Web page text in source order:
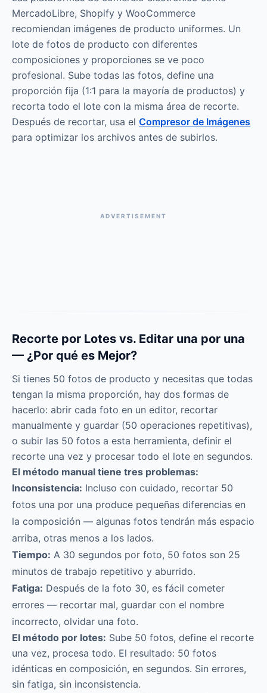
MercadoLibre, Shopify y WooCommerce
recomiendan imágenes de producto uniformes. Un
lote de fotos de producto con diferentes
composiciones y proporciones se ve poco
profesional. Sube todas las fotos, define una
proporción fija (1:1 para la mayoría de productos) y
recorta todo el lote con la misma área de recorte.
Después de recortar, usa el Compresor de Imágenes
para optimizar los archivos antes de subirlos.
ADVERTISEMENT
Recorte por Lotes vs. Editar una por una
— ¿Por qué es Mejor?
Si tienes 50 fotos de producto y necesitas que todas
tengan la misma proporción, hay dos formas de
hacerlo: abrir cada foto en un editor, recortar
manualmente y guardar (50 operaciones repetitivas),
o subir las 50 fotos a esta herramienta, definir el
recorte una vez y procesar todo el lote en segundos.
El método manual tiene tres problemas:
Inconsistencia: Incluso con cuidado, recortar 50
fotos una por una produce pequeñas diferencias en
la composición — algunas fotos tendrán más espacio
arriba, otras menos a los lados.
Tiempo: A 30 segundos por foto, 50 fotos son 25
minutos de trabajo repetitivo y aburrido.
Fatiga: Después de la foto 30, es fácil cometer
errores — recortar mal, guardar con el nombre
incorrecto, olvidar una foto.
El método por lotes: Sube 50 fotos, define el recorte
una vez, procesa todo. El resultado: 50 fotos
idénticas en composición, en segundos. Sin errores,
sin fatiga, sin inconsistencia.